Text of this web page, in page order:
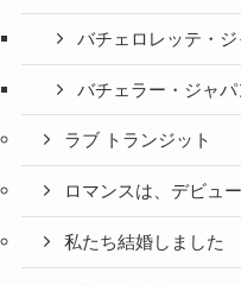
バチェロレッテ・
バチェラー・ジャパ
ラブ トランジット
ロマンスは、デビュー
私たち結婚しました